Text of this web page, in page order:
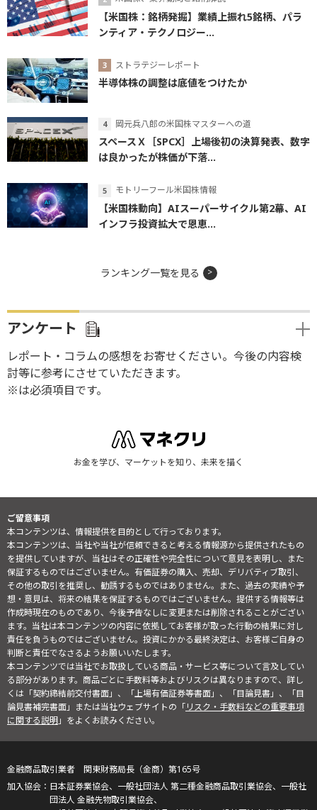
【米国株：銘柄発掘】業績上振れ5銘柄、パラ
ンティア・テクノロジー...
ストラテジーレポート
半導体株の調整は底値をつけたか
岡元兵八郎の米国株マスターへの道
スペースＸ［SPCX］上場後初の決算発表、数字
は良かったが株価が下落...
モトリーフール米国株情報
【米国株動向】AIスーパーサイクル第2幕、AI
インフラ投資拡大で恩恵...
ランキング一覧を見る
アンケート
レポート・コラムの感想をお寄せください。今後の内容検
討等に参考にさせていただきます。
※は必須項目です。
お金を学び、マーケットを知り、未来を描く
ご留意事項
本コンテンツは、情報提供を目的として行っております。
本コンテンツは、当社や当社が信頼できると考える情報源から提供されたもの
を提供していますが、当社はその正確性や完全性について意見を表明し、また
保証するものではございません。有価証券の購入、売却、デリバティブ取引、
その他の取引を推奨し、勧誘するものではありません。また、過去の実績や予
想・意見は、将来の結果を保証するものではございません。提供する情報等は
作成時現在のものであり、今後予告なしに変更または削除されることがござい
ます。当社は本コンテンツの内容に依拠してお客様が取った行動の結果に対し
責任を負うものではございません。投資にかかる最終決定は、お客様ご自身の
判断と責任でなさるようお願いいたします。
本コンテンツでは当社でお取扱している商品・サービス等について言及してい
る部分があります。商品ごとに手数料等およびリスクは異なりますので、詳し
くは「契約締結前交付書面」、「上場有価証券等書面」、「目論見書」、「目
論見書補完書面」または当社ウェブサイトの「リスク・手数料などの重要事項
に関する説明」をよくお読みください。
金融商品取引業者 関東財務局長（金商）第165号
日本証券業協会、一般社団法人 第二種金融商品取引業協会、一般社
団法人 金融先物取引業協会、